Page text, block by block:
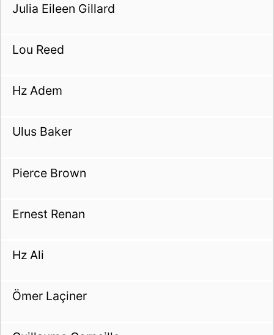
Julia Eileen Gillard
Lou Reed
Hz Adem
Ulus Baker
Pierce Brown
Ernest Renan
Hz Ali
Ömer Laçiner